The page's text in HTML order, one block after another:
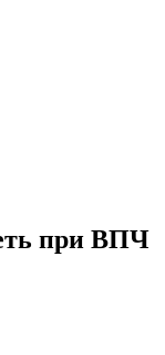
при ВПЧ